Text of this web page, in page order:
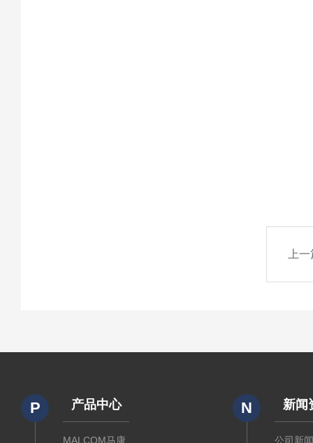
上
P 产品中心
MALCOM马康
N 新闻
公司新